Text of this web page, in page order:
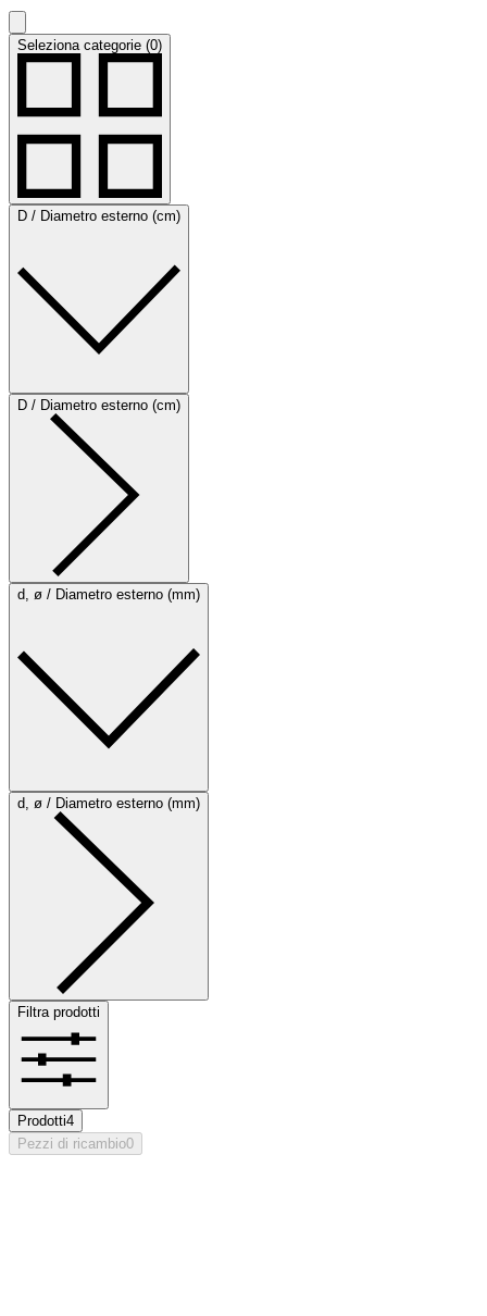
Seleziona categorie (0)
D / Diametro esterno (cm)
D / Diametro esterno (cm)
d, ø / Diametro esterno (mm)
d, ø / Diametro esterno (mm)
Filtra prodotti
Prodotti4
Pezzi di ricambio0